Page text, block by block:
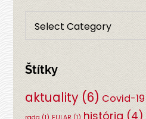
Štítky
aktuality (6) Covid-19
história (4)